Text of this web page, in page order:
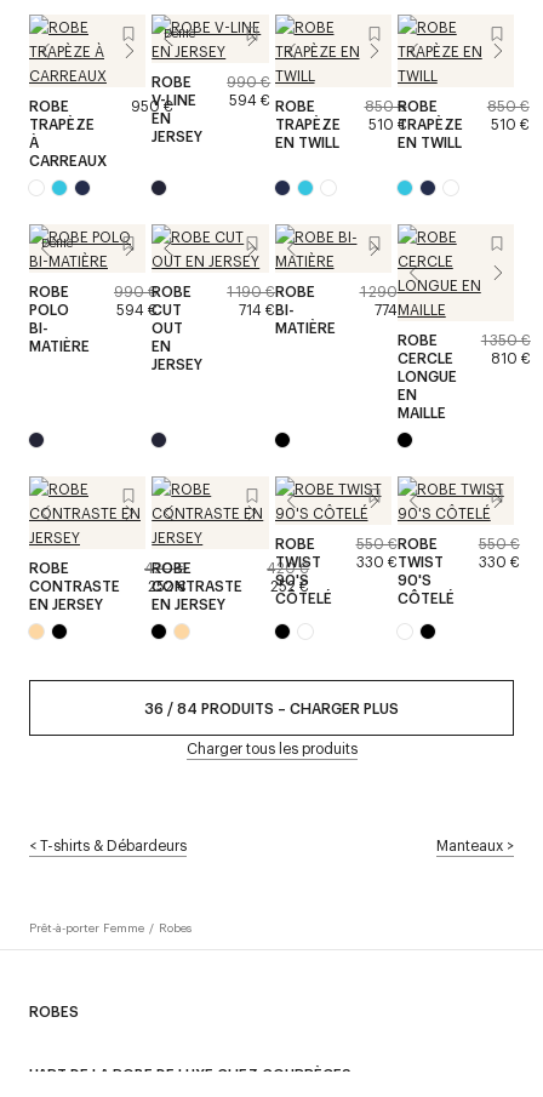
ROBE
TRAPÈZE
À
CARREAUX
950 €
Défilé
ROBE
V-LINE
EN
JERSEY
990 €
594 € ROBE
TRAPÈZE
EN TWILL
850 €
510 €
ROBE
TRAPÈZE
EN TWILL
850 €
510 €
Défilé
ROBE
POLO
BI-
MATIÈRE
990 €
594 €
ROBE
CUT
OUT
EN
JERSEY
1 190 €
714 €
ROBE
BI-
MATIÈRE
1 290 €
774 €
ROBE
CERCLE
LONGUE
EN
MAILLE
1 350 €
810 €
ROBE
CONTRASTE
EN JERSEY
420 €
252 €
ROBE
CONTRASTE
EN JERSEY
420 €
252 €
ROBE
TWIST
90'S
CÔTELÉ
550 €
330 €
ROBE
TWIST
90'S
CÔTELÉ
550 €
330 €
36 /84 PRODUITS – CHARGER PLUS
Charger tous les produits
<T-shirts & Débardeurs Manteaux >
Prêt-à-porter Femme / Robes
ROBES
L'ART DE LA ROBE DE LUXE CHEZ COURRÈGES